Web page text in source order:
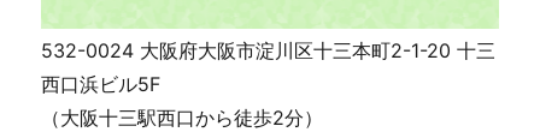
532-0024 大阪府大阪市淀川区十三本町2-1-20 十三
西口浜ビル5F
（大阪十三駅西口から徒歩2分）